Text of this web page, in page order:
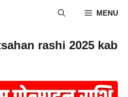
MENU
rashi 2025 kab